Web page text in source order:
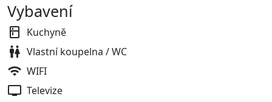
Vybavení
Kuchyně
Vlastní koupelna / WC
WIFI
Televize